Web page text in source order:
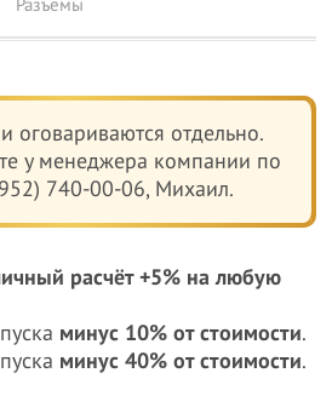
Разъемы
оговариваются отдельно.
у менеджера компании по
740-00-06, Михаил.
расчёт +5% на любую
минус 10% от стоимости.
минус 40% от стоимости.